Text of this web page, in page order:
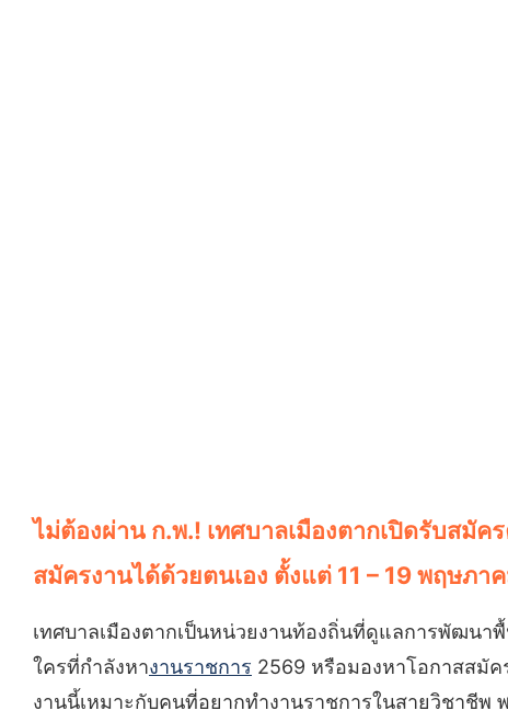
ไม่ต้องผ่าน ก.พ.! เทศบาลเมืองตากเปิดรับสมั
สมัครงานได้ด้วยตนเอง ตั้งแต่ 11 – 19 พฤษภ
เทศบาลเมืองตากเป็นหน่วยงานท้องถิ่นที่ดูแลการพัฒน
ใครที่กำลังหางานราชการ 2569 หรือมองหาโอกาสสมั
งานนี้เหมาะกับคนที่อยากทำงานราชการในสายวิชาชีพ